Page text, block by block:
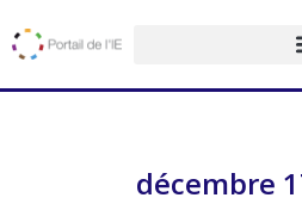
décembre